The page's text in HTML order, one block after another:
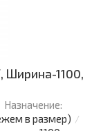
Ширина-1100,
Назначение:
в размер)